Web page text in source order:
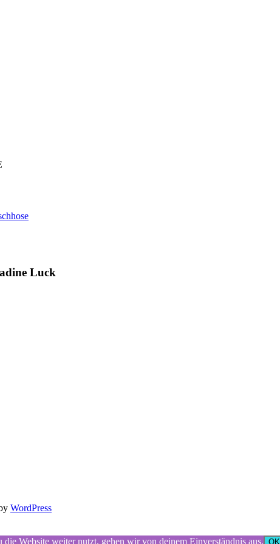
Luck
WordPress
Website weiter nutzt, gehen wir von deinem Einverständnis aus. OK